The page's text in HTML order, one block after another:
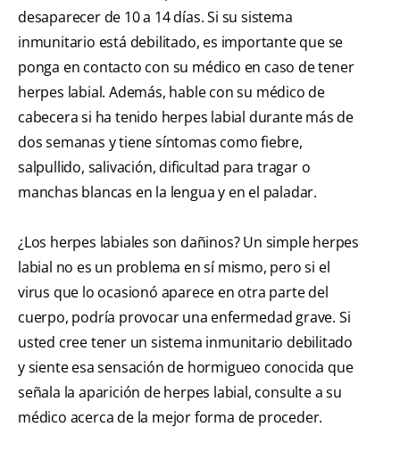
desaparecer de 10 a 14 días. Si su sistema
inmunitario está debilitado, es importante que se
ponga en contacto con su médico en caso de tener
herpes labial. Además, hable con su médico de
cabecera si ha tenido herpes labial durante más de
dos semanas y tiene síntomas como fiebre,
salpullido, salivación, dificultad para tragar o
manchas blancas en la lengua y en el paladar.
¿Los herpes labiales son dañinos? Un simple herpes
labial no es un problema en sí mismo, pero si el
virus que lo ocasionó aparece en otra parte del
cuerpo, podría provocar una enfermedad grave. Si
usted cree tener un sistema inmunitario debilitado
y siente esa sensación de hormigueo conocida que
señala la aparición de herpes labial, consulte a su
médico acerca de la mejor forma de proceder.